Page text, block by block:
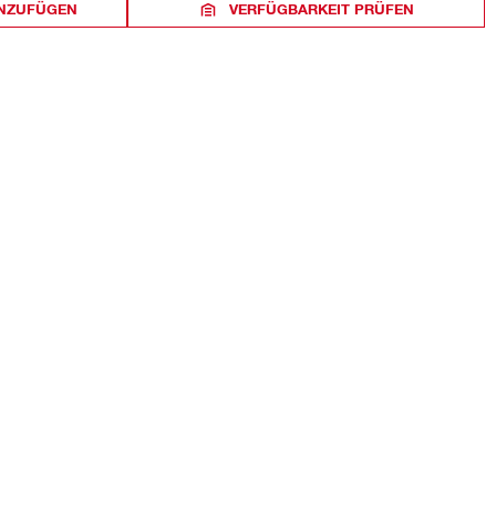
VERFÜGBARKEIT PRÜFEN